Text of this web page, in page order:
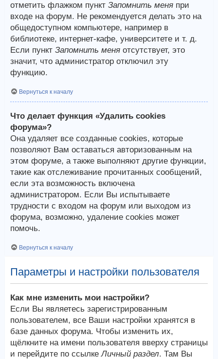
отметить флажком пункт Запомнить меня при
входе на форум. Не рекомендуется делать это на
общедоступном компьютере, например в
библиотеке, интернет-кафе, университете и т. д.
Если пункт Запомнить меня отсутствует, это
значит, что администратор отключил эту
функцию.
Вернуться к началу
Что делает функция «Удалить cookies
форума»?
Она удаляет все созданные cookies, которые
позволяют Вам оставаться авторизованным на
этом форуме, а также выполняют другие функции,
такие как отслеживание прочитанных сообщений,
если эта возможность включена
администратором. Если Вы испытываете
трудности с входом на форум или выходом из
форума, возможно, удаление cookies может
помочь.
Вернуться к началу
Параметры и настройки пользователя
Как мне изменить мои настройки?
Если Вы являетесь зарегистрированным
пользователем, все Ваши настройки хранятся в
базе данных форума. Чтобы изменить их,
щёлкните на имени пользователя вверху страницы
и перейдите по ссылкеЛичный раздел. Там Вы